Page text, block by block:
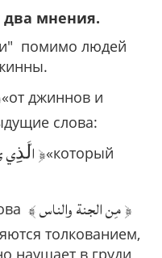
два мнения.
помимо людей
«от джиннов и
слова:
﴿«который
﴿ مِن الجنة والناس ﴾
толкованием,
наущает в груди